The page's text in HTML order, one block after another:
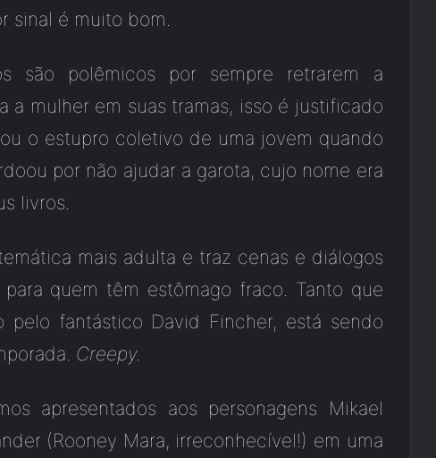
sinal é muito bom.
são polêmicos por sempre retrarem a
a mulher em suas tramas, isso é justificado
o estupro coletivo de uma jovem quando
por não ajudar a garota, cujo nome era
livros.
mais adulta e traz cenas e diálogos
quem têm estômago fraco. Tanto que
fantástico David Fincher, está sendo
Creepy.
apresentados aos personagens Mikael
(Rooney Mara, irreconhecível!) em uma